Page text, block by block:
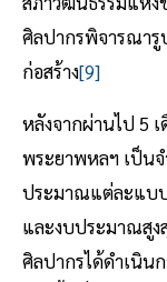
ศิลปากรพิจารณา
ก่อสร้าง[9]
หลังจากผ่านไป 5
พระยาพหลฯ เป็น
ประมาณแต่ละแบ
และงบประมาณสู
ศิลปากรได้ดำเนิน